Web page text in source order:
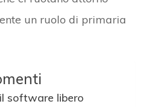
un ruolo di primaria
software libero